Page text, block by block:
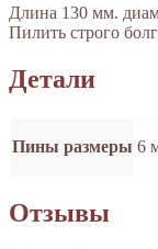
Длина 130 мм.
Пилить строго
Детали
Пины размеры 6
Отзывы